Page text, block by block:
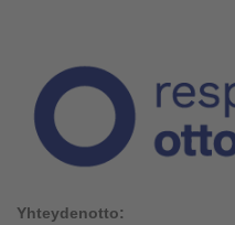
Yhteydenotto: